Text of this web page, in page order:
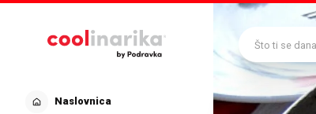
Naslovnica
Što ti se